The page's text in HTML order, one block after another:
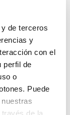
de terceros
y
con el
perfil de
o
Puede
de la
de
atención
y